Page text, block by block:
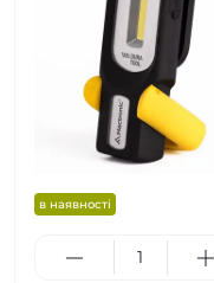
в наявності